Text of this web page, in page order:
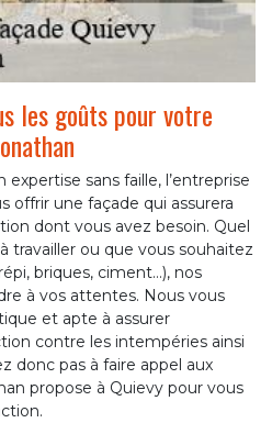
les goûts pour votre
sans faille, l’entreprise
offrir une façade qui assurera
dont vous avez besoin. Quel
travailler ou que vous souhaitez
briques, ciment…), nos
à vos attentes. Nous vous
et apte à assurer
contre les intempéries ainsi
donc pas à faire appel aux
propose à Quievy pour vous